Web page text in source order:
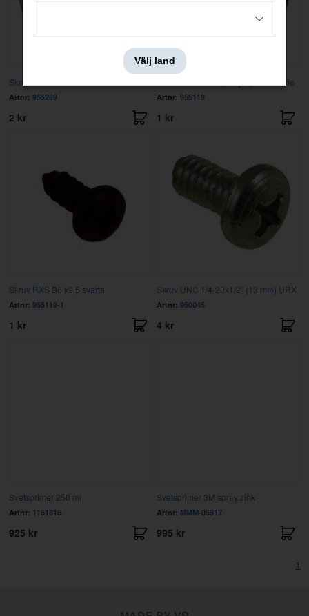
Skruv M6-1x12
Artnr: 955269
2 kr
Skruv RXS B6 x9,5 Krysspår zinkade
Artnr: 955119
1 kr
Skruv RXS B6 x9,5 svarta
Artnr: 955119-1
1 kr
Skruv UNC 1/4-20x1/2" (13 mm) URX
Artnr: 950045
4 kr
Svetsprimer 250 ml
Artnr: 1161816
925 kr
Svetsprimer 3M spray zink
Artnr: MMM-05917
995 kr
1
Välj land